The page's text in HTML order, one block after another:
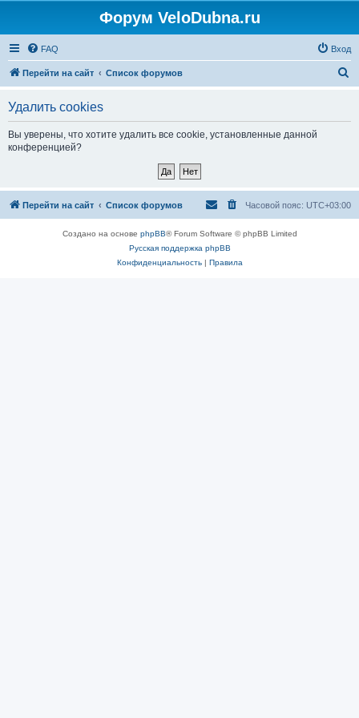
Форум VeloDubna.ru
FAQ Вход
Перейти на сайт Список форумов
Удалить cookies
Вы уверены, что хотите удалить все cookie, установленные данной
конференцией?
Перейти на сайт Список форумов Часовой пояс: UTC+03:00
Создано на основе phpBB® Forum Software © phpBB Limited
Русская поддержка phpBB
Конфиденциальность| Правила